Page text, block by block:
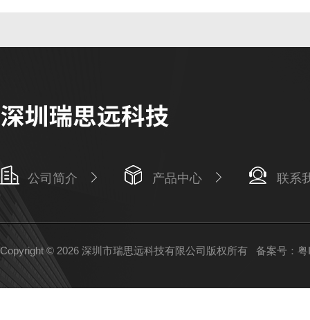
公司简介 产品中心 联系
Copyright © 2026 深圳市瑞思远科技有限公司版权所有 备案号：